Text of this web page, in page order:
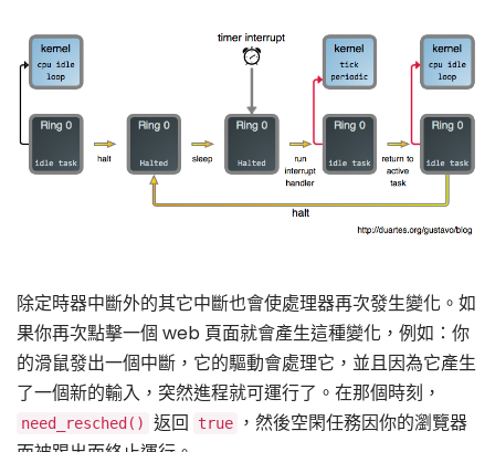
除定時器中斷外的其它中斷也會使處理器再次發生變化。如
果你再次點擊一個 web 頁面就會產生這種變化，例如：你
的滑鼠發出一個中斷，它的驅動會處理它，並且因為它產生
了一個新的輸入，突然進程就可運行了。在那個時刻，
need_resched() 返回 true
，然後空閑任務因你的瀏覽器